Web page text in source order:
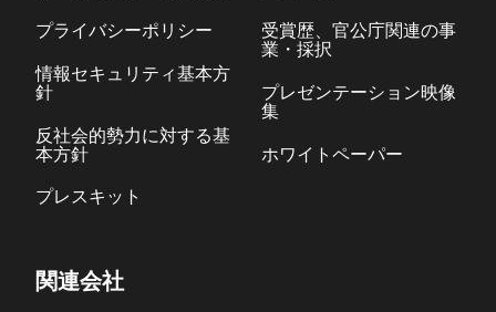
プライバシーポリシー
情報セキュリティ基本方
針
反社会的勢力に対する基
本方針
プレスキット
受賞歴、官公庁関連の事
業・採択
プレゼンテーション映像
集
ホワイトペーパー
関連会社